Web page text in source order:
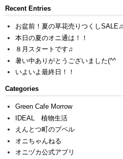
Recent Entries
お盆前！夏の草花売りつくしSALE♫
本日の夏のオニ通は！！
８月スタートです♫
暑い中ありがとうございました(^^ゞ
いよいよ最終日！！
Categories
Green Cafe Morrow
IDEAL 植物生活
えんとつ町のプペル
オニちゃんねる
オニヅカ公式アプリ